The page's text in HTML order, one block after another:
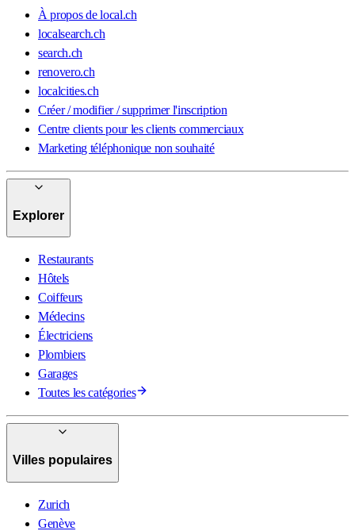
À propos de local.ch
localsearch.ch
search.ch
renovero.ch
localcities.ch
Créer / modifier / supprimer l'inscription
Centre clients pour les clients commerciaux
Marketing téléphonique non souhaité
Explorer
Restaurants
Hôtels
Coiffeurs
Médecins
Électriciens
Plombiers
Garages
Toutes les catégories
Villes populaires
Zurich
Genève